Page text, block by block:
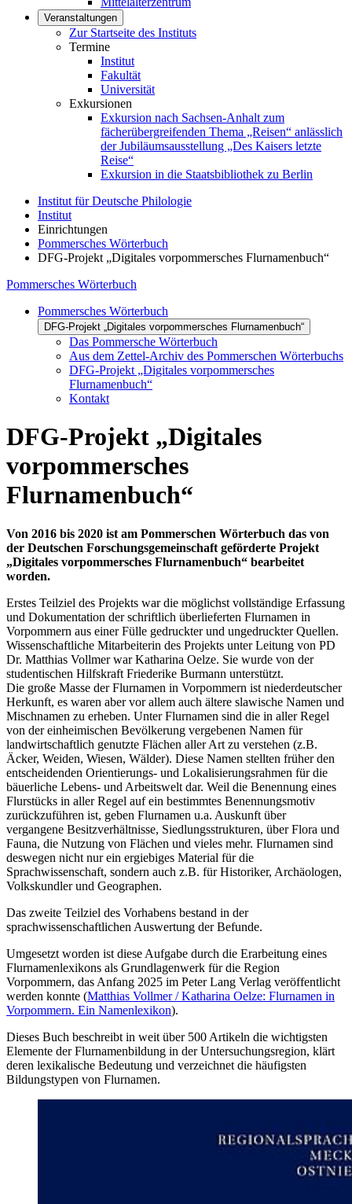
Veranstaltungen
Zur Startseite des Instituts
Termine
Institut
Fakultät
Universität
Exkursionen
Exkursion nach Sachsen-Anhalt zum
fächerübergreifenden Thema „Reisen“ anlässlich
der Jubiläumsausstellung „Des Kaisers letzte
Reise“
Exkursion in die Staatsbibliothek zu Berlin
Institut für Deutsche Philologie
Institut
Einrichtungen
Pommersches Wörterbuch
DFG-Projekt „Digitales vorpommersches Flurnamenbuch“
Pommersches Wörterbuch
Pommersches Wörterbuch
DFG-Projekt „Digitales vorpommersches Flurnamenbuch“
Das Pommersche Wörterbuch
Aus dem Zettel-Archiv des Pommerschen Wörterbuchs
DFG-Projekt „Digitales vorpommersches
Flurnamenbuch“
Kontakt
DFG-Projekt „Digitales
vorpommersches
Flurnamenbuch“
Von 2016 bis 2020 ist am Pommerschen Wörterbuch das von
der Deutschen Forschungsgemeinschaft geförderte Projekt
„Digitales vorpommersches Flurnamenbuch“ bearbeitet
worden.
Erstes Teilziel des Projekts war die möglichst vollständige Erfassung
und Dokumentation der schriftlich überlieferten Flurnamen in
Vorpommern aus einer Fülle gedruckter und ungedruckter Quellen.
Wissenschaftliche Mitarbeiterin des Projekts unter Leitung von PD
Dr. Matthias Vollmer war Katharina Oelze. Sie wurde von der
studentischen Hilfskraft Friederike Burmann unterstützt.
Die große Masse der Flurnamen in Vorpommern ist niederdeutscher
Herkunft, es waren aber vor allem auch ältere slawische Namen und
Mischnamen zu erheben. Unter Flurnamen sind die in aller Regel
von der einheimischen Bevölkerung vergebenen Namen für
landwirtschaftlich genutzte Flächen aller Art zu verstehen (z.B.
Äcker, Weiden, Wiesen, Wälder). Diese Namen stellten früher den
entscheidenden Orientierungs- und Lokalisierungsrahmen für die
bäuerliche Lebens- und Arbeitswelt dar. Weil die Benennung eines
Flurstücks in aller Regel auf ein bestimmtes Benennungsmotiv
zurückzuführen ist, geben Flurnamen u.a. Auskunft über
vergangene Besitzverhältnisse, Siedlungsstrukturen, über Flora und
Fauna, die Nutzung von Flächen und vieles mehr. Flurnamen sind
deswegen nicht nur ein ergiebiges Material für die
Sprachwissenschaft, sondern auch z.B. für Historiker, Archäologen,
Volkskundler und Geographen.
Das zweite Teilziel des Vorhabens bestand in der
sprachwissenschaftlichen Auswertung der Befunde.
Umgesetzt worden ist diese Aufgabe durch die Erarbeitung eines
Flurnamenlexikons als Grundlagenwerk für die Region
Vorpommern, das Anfang 2025 im Peter Lang Verlag veröffentlicht
werden konnte (Matthias Vollmer / Katharina Oelze: Flurnamen in
Vorpommern. Ein Namenlexikon).
Dieses Buch beschreibt in weit über 500 Artikeln die wichtigsten
Elemente der Flurnamenbildung in der Untersuchungsregion, klärt
deren lexikalische Bedeutung und verzeichnet die häufigsten
Bildungstypen von Flurnamen.